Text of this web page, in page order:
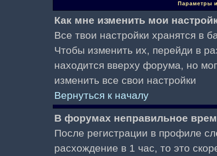
Параметры
Как мне изменить мои
Все твои настройки хранятся в
Чтобы изменить их, перейди в
находится вверху форума, но
изменить все свои настройки
Вернуться к началу
В форумах неправильное
После регистрации в профиле
расхождение в 1 час, то это